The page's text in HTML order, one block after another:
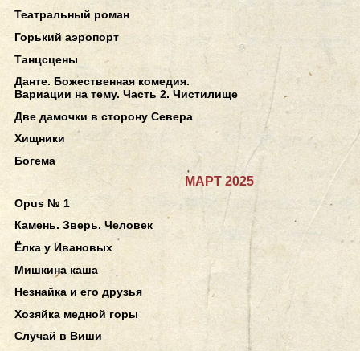
Театральный роман
Горький аэропорт
Танцсцены
Данте. Божественная комедия.
Вариации на тему. Часть 2. Чистилище
Две дамочки в сторону Севера
Хищники
Богема
МАРТ 2025
Opus № 1
Камень. Зверь. Человек
Ёлка у Ивановых
Мишкина каша
Незнайка и его друзья
Хозяйка медной горы
Случай в Виши